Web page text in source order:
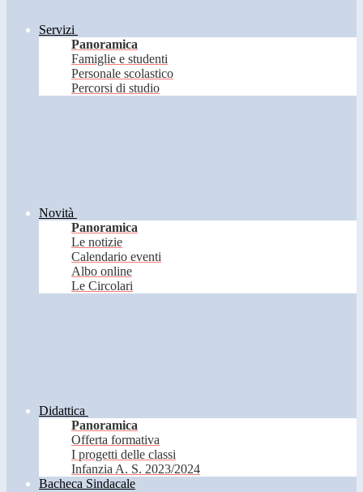
Servizi
Panoramica
Famiglie e studenti
Personale scolastico
Percorsi di studio
Novità
Panoramica
Le notizie
Calendario eventi
Albo online
Le Circolari
Didattica
Panoramica
Offerta formativa
I progetti delle classi
Infanzia A. S. 2023/2024
Bacheca Sindacale